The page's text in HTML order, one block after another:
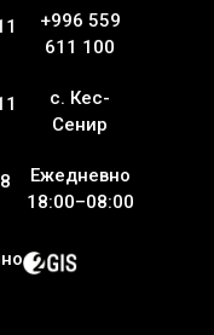
+996 559
611 100
с. Кес-
Сенир
Ежедневно
18:00–08:00
.
.
Фото
VIP Комнаты
Вакансии
Контакты